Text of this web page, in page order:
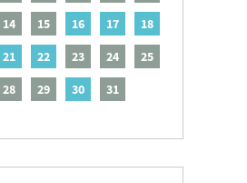
14 15 16 17
18
21 22 23 24
25
28 29 30 31